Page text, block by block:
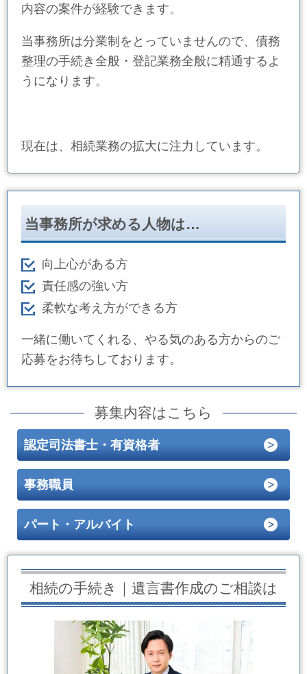
内容の案件が経験できます。
当事務所は分業制をとっていませんので、債務
整理の手続き全般・登記業務全般に精通するよ
うになります。
現在は、相続業務の拡大に注力しています。
当事務所が求める人物は…
向上心がある方
責任感の強い方
柔軟な考え方ができる方
一緒に働いてくれる、やる気のある方からのご
応募をお待ちしております。
募集内容はこちら
認定司法書士・有資格者
事務職員
パート・アルバイト
相続の手続き｜遺言書作成のご相談は